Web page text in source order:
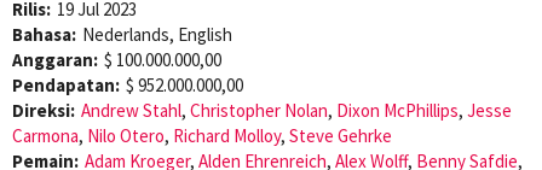
Rilis: 19 Jul 2023
Bahasa: Nederlands, English
Anggaran: $ 100.000.000,00
Pendapatan: $ 952.000.000,00
Direksi: Andrew Stahl, Christopher Nolan, Dixon McPhillips, Jesse
Carmona, Nilo Otero, Richard Molloy, Steve Gehrke
Pemain: Adam Kroeger, Alden Ehrenreich, Alex Wolff, Benny Safdie,